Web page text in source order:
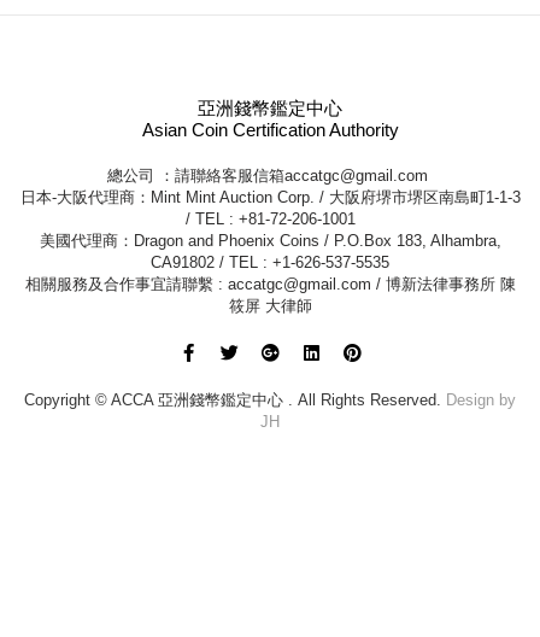
亞洲錢幣鑑定中心
Asian Coin Certification Authority
總公司 ：請聯絡客服信箱accatgc@gmail.com
日本-大阪代理商：Mint Mint Auction Corp. / 大阪府堺市堺区南島町1-1-3
/ TEL : +81-72-206-1001
美國代理商：Dragon and Phoenix Coins / P.O.Box 183, Alhambra,
CA91802 / TEL : +1-626-537-5535
相關服務及合作事宜請聯繫 : accatgc@gmail.com / 博新法律事務所 陳
筱屏 大律師
Copyright © ACCA 亞洲錢幣鑑定中心 . All Rights Reserved. Design by
JH